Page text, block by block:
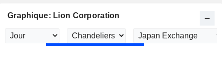
Graphique: Lion Corporation